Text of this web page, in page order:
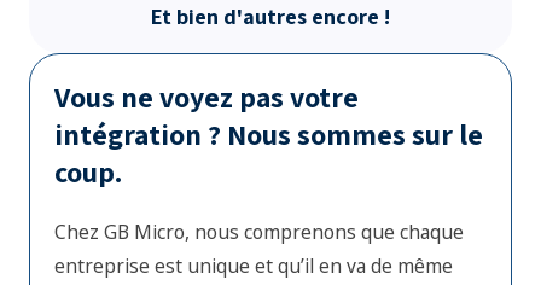
Et bien d'autres encore !
Vous ne voyez pas votre
intégration ? Nous sommes sur le
coup.
Chez GB Micro, nous comprenons que chaque
entreprise est unique et qu’il en va de même